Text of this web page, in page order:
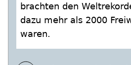
brachten den
dazu mehr als 2000
waren.